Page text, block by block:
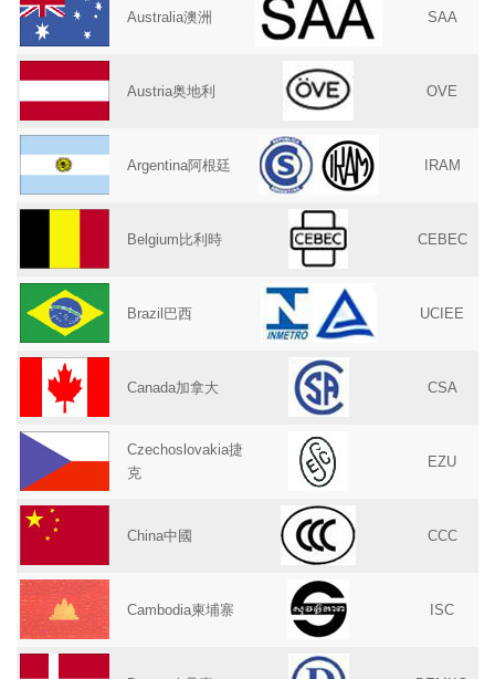
Australia澳洲 SAA
Austria奥地利 OVE
Argentina阿根廷 IRAM
Belgium比利時 CEBEC
Brazil巴西 UCIEE
Canada加拿大 CSA
Czechoslovakia捷
克
EZU
China中國 CCC
Cambodia柬埔寨 ISC